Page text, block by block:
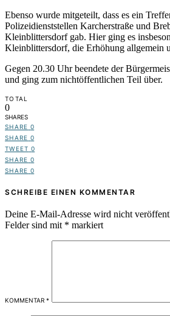
Ebenso wurde mitgeteilt, dass es ein
Polizeidienststellen Karcherstraße und
Kleinblittersdorf gab. Hier ging es
Kleinblittersdorf, die Erhöhung allgemein
Gegen 20.30 Uhr beendete der
und ging zum nichtöffentlichen Teil über.
TOTAL
0
SHARES
SHARE 0
SHARE 0
TWEET 0
SHARE 0
SHARE 0
SCHREIBE EINEN KOMMENTAR
Deine E-Mail-Adresse wird nicht
Felder sind mit * markiert
KOMMENTAR *